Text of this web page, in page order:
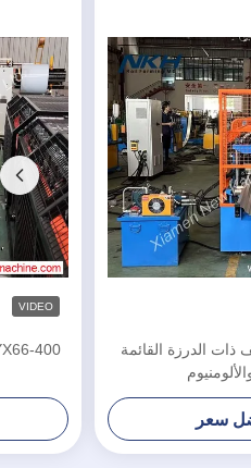
ذات الدرزة القائمة
سعر
VIDEO